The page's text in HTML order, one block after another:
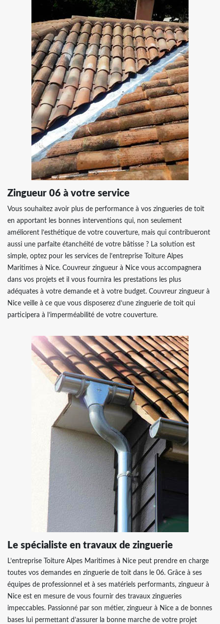
Zingueur 06 à votre service
​​​​​​​Vous souhaitez avoir plus de performance à vos zingueries de toit
en apportant les bonnes interventions qui, non seulement
améliorent l’esthétique de votre couverture, mais qui contribueront
aussi une parfaite étanchéité de votre bâtisse ? La solution est
simple, optez pour les services de l’entreprise Toiture Alpes
Maritimes à Nice. Couvreur zingueur à Nice vous accompagnera
dans vos projets et il vous fournira les prestations les plus
adéquates à votre demande et à votre budget. Couvreur zingueur à
Nice veille à ce que vous disposerez d’une zinguerie de toit qui
participera à l’imperméabilité de votre couverture.
Le spécialiste en travaux de zinguerie
​​​​​​​L’entreprise Toiture Alpes Maritimes à Nice peut prendre en charge
toutes vos demandes en zinguerie de toit dans le 06. Grâce à ses
équipes de professionnel et à ses matériels performants, zingueur à
Nice est en mesure de vous fournir des travaux zingueries
impeccables. Passionné par son métier, zingueur à Nice a de bonnes
bases lui permettant d’assurer la bonne marche de votre projet